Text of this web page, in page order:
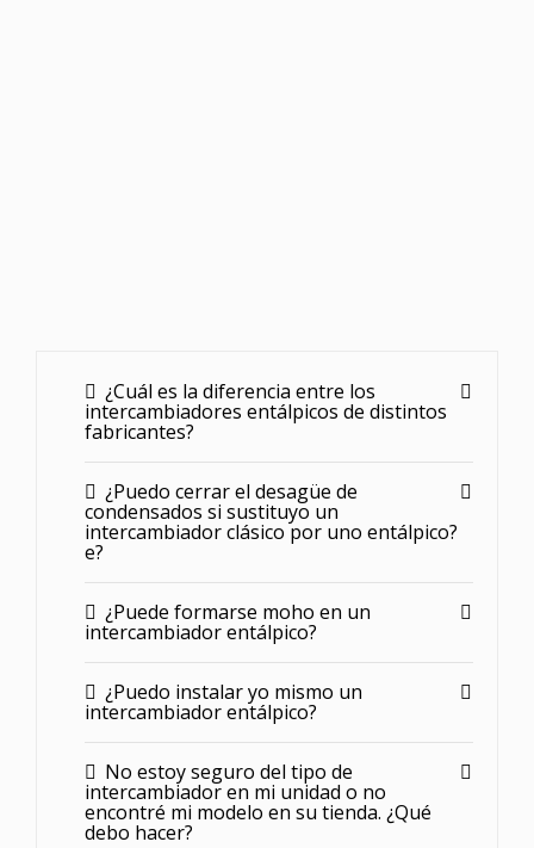
¿Cuál es la diferencia entre los
intercambiadores entálpicos de distintos
fabricantes?
¿Puedo cerrar el desagüe de
condensados si sustituyo un
intercambiador clásico por uno entálpico?
e?
¿Puede formarse moho en un
intercambiador entálpico?
¿Puedo instalar yo mismo un
intercambiador entálpico?
No estoy seguro del tipo de
intercambiador en mi unidad o no
encontré mi modelo en su tienda. ¿Qué
debo hacer?